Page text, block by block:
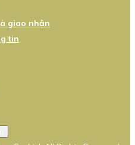
giao nhận
tin